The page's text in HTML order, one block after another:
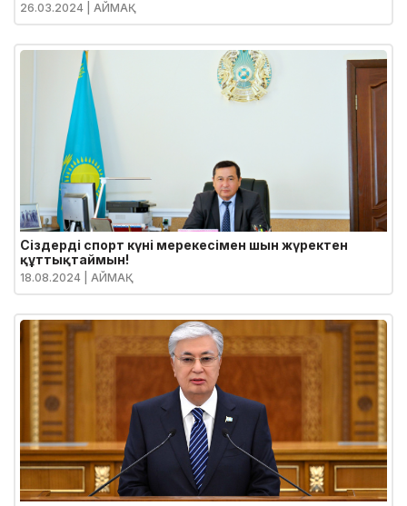
26.03.2024 | АЙМАҚ
Сіздерді спорт күні мерекесімен шын жүректен
құттықтаймын!
18.08.2024 | АЙМАҚ